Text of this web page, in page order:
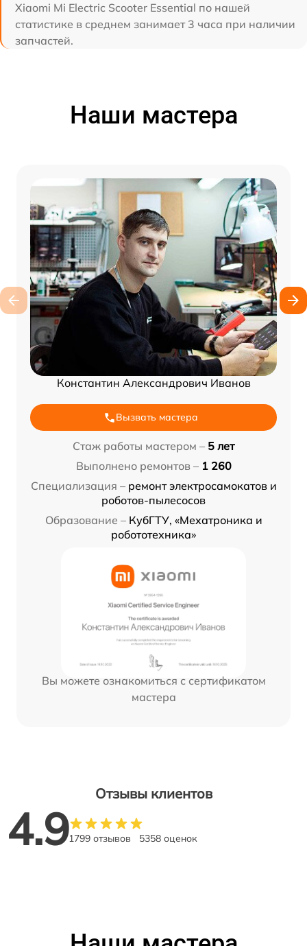
Xiaomi Mi Electric Scooter Essential по нашей
статистике в среднем занимает 3 часа при наличии
запчастей.
Наши мастера
Константин Александрович Иванов
Вызвать мастера
Стаж работы мастером – 5 лет
Выполнено ремонтов – 1 260
Специализация – ремонт электросамокатов и
роботов-пылесосов
Образование – КубГТУ, «Мехатроника и
робототехника»
Вы можете ознакомиться с сертификатом
мастера
Отзывы клиентов
4.91799 отзывов 5358 оценок